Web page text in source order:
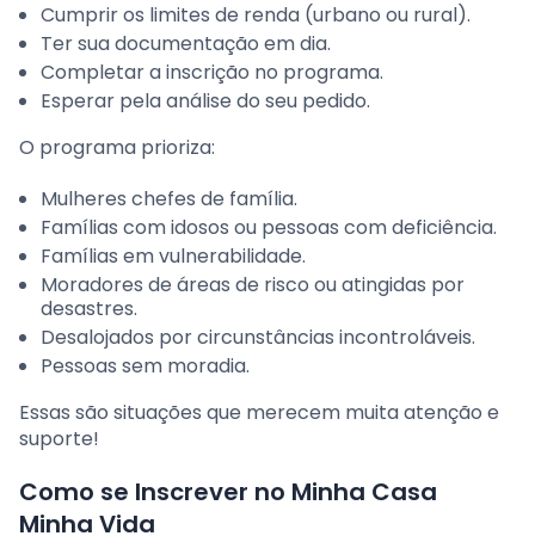
Cumprir os limites de renda (urbano ou rural).
Ter sua documentação em dia.
Completar a inscrição no programa.
Esperar pela análise do seu pedido.
O programa prioriza:
Mulheres chefes de família.
Famílias com idosos ou pessoas com deficiência.
Famílias em vulnerabilidade.
Moradores de áreas de risco ou atingidas por
desastres.
Desalojados por circunstâncias incontroláveis.
Pessoas sem moradia.
Essas são situações que merecem muita atenção e
suporte!
Como se Inscrever no Minha Casa
Minha Vida